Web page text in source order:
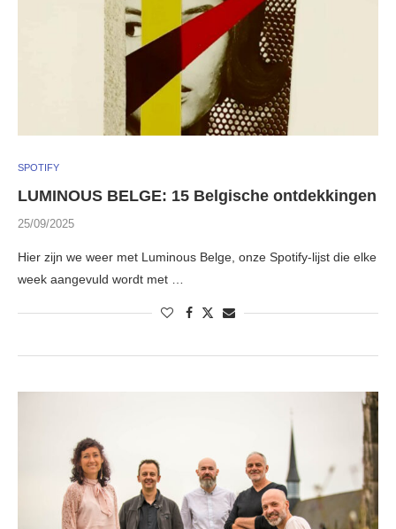
SPOTIFY
LUMINOUS BELGE: 15 Belgische ontdekkingen
25/09/2025
Hier zijn we weer met Luminous Belge, onze Spotify-lijst die elke
week aangevuld wordt met …